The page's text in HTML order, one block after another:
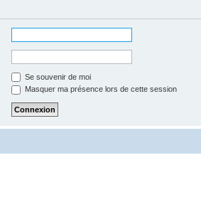
Se souvenir de moi
Masquer ma présence lors de cette session